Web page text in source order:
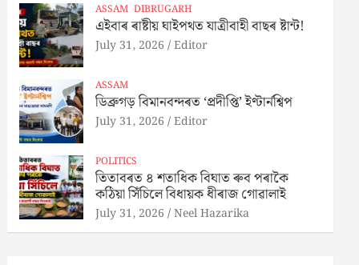
ASSAM DIBRUGARH
এইবাৰ ৰাষ্টীয় ঘাইপথত যাত্ৰীবাহী বাছৰ ষ্টান্ট!
July 31, 2026 Editor
ASSAM
ডিব্ৰুগড় বিমানবন্দৰত ‘প্ৰদীপ্তি’ ইণ্টাৰ্নশ্বিপ
July 31, 2026 Editor
POLITICS
তিতাবৰত ৪ শতাধিক বিঘাত ৰুব পৰাকৈ
কঠিয়া সিঁচিলে বিধায়ক ধীৰাজ গোৱালাই
July 31, 2026 Neel Hazarika